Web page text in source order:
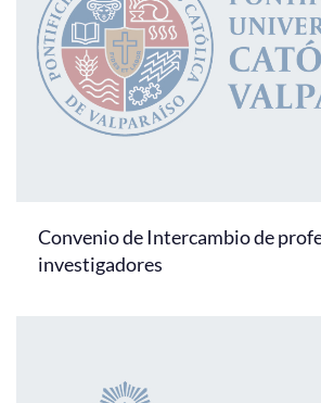
Convenio de Intercambio de
investigadores